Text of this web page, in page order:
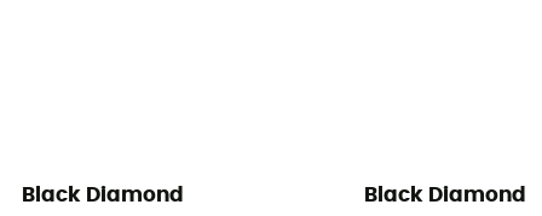
Black Diamond Black Diamond